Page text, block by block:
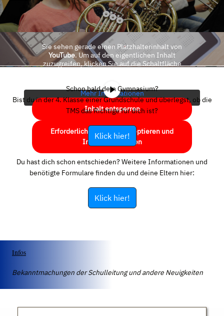
Sie sehen gerade einen Platzhalterinhalt von
YouTube. Um auf den eigentlichen Inhalt
zuzugreifen, klicken Sie auf die Schaltfläche
Mehr Informationen
Inhalt entsperren
Erforderlichen Service akzeptieren und
Inhalte entsperren
Schon bald dein Gymnasium?
Bist du in der 4. Klasse einer Grundschule und überlegst, ob die
TMS das Richtige für dich ist?
Klick hier!
Du hast dich schon entschieden? Weitere Informationen und
benötigte Formulare finden du und deine Eltern hier:
Klick hier!
Infos
Bekanntmachungen der Schulleitung und andere Neuigkeiten